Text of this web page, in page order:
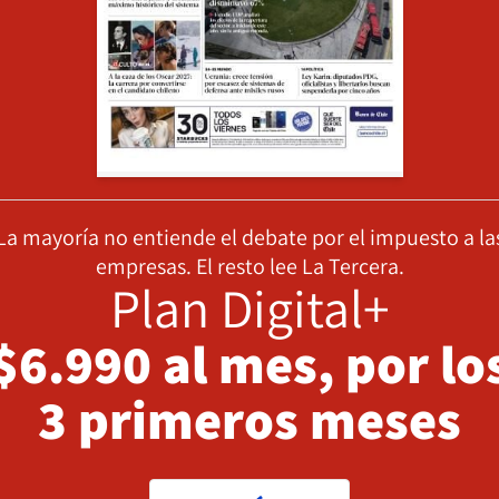
mayoría no entiende el debate por el impuesto a
empresas. El resto lee La Tercera.
Plan Digital+
al mes, por
3 primeros meses